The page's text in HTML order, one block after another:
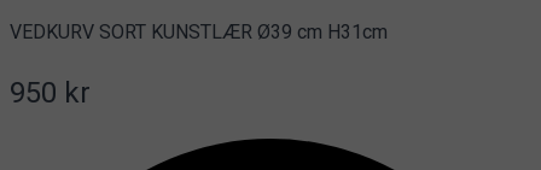
VEDKURV SORT KUNSTLÆR Ø39 cm H31cm
950 kr